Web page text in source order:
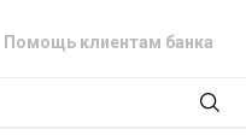
Помощь клиентам банка